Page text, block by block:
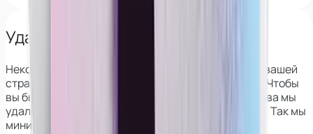
Удаляем из архивов VK
Некоторые веб-сайты сохраняют информацию о вашей
странице в ВК, в том числе фотографии и друзей. Чтобы
вы были защищены, перед началом сотрудничества мы
удалим эти данные со всех популярных сервисов. Так мы
минимизируем риск деанона.